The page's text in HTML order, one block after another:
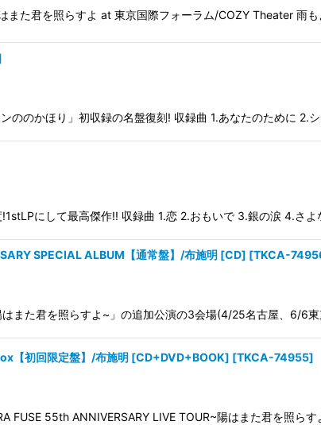
また君を照らすよ at 東京国際フォーラム/COZY Theater 雨
ののかほり」初収録の名盤復刻! 収録曲 1.あなたのために
にして最高傑作!! 収録曲 1.恋 2.おもいで 3.銀の涙 4.さ
SPECIAL ALBUM【通常盤】/布施明 [CD] [TKCA-
はまた君を照らすよ~」の追加公演の3会場(4/25名古屋、6/
【初回限定盤】/布施明 [CD+DVD+BOOK] [TKCA-74955]
FUSE 55th ANNIVERSARY LIVE TOUR~陽はまた君を照